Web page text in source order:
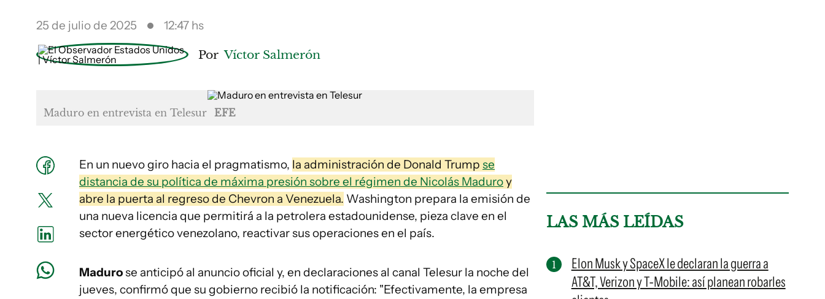
25 de julio de 2025 12:47 hs
Por Víctor Salmerón
Maduro en entrevista en Telesur EFE
En un nuevo giro hacia el pragmatismo, la administración de Donald Trump se
distancia de su política de máxima presión sobre el régimen de Nicolás Maduroy
abre la puerta al regreso de Chevron a Venezuela. Washington prepara la emisión de
una nueva licencia que permitirá a la petrolera estadounidense, pieza clave en el
sector energético venezolano, reactivar sus operaciones en el país.
Madurose anticipó al anuncio oficial y, en declaraciones al canal Telesur la noche del
jueves, confirmó que su gobierno recibió la notificación: "Efectivamente, la empresa
LAS MÁS LEÍDAS
Elon Musk y SpaceX le declaran la guerra a
AT&T, Verizon y T-Mobile: así planean robarles